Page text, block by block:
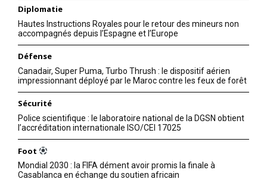
Diplomatie
Hautes Instructions Royales pour le retour des mineurs non
accompagnés depuis l’Espagne et l’Europe
Défense
Canadair, Super Puma, Turbo Thrush : le dispositif aérien
impressionnant déployé par le Maroc contre les feux de forêt
Sécurité
Police scientifique : le laboratoire national de la DGSN obtient
l’accréditation internationale ISO/CEI 17025
Foot
Mondial 2030 : la FIFA dément avoir promis la finale à
Casablanca en échange du soutien africain